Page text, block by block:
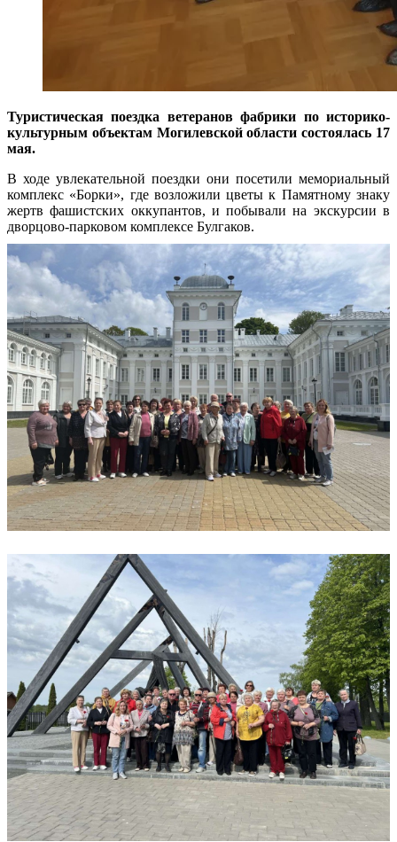
Туристическая поездка ветеранов фабрики по историко-
культурным объектам Могилевской области состоялась 17
мая.
В ходе увлекательной поездки они посетили мемориальный
комплекс «Борки», где возложили цветы к Памятному знаку
жертв фашистских оккупантов, и побывали на экскурсии в
дворцово-парковом комплексе Булгаков.